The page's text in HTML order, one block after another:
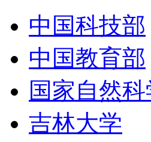
中国科技部
中国教育部
国家自然
吉林大学